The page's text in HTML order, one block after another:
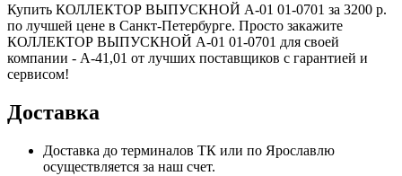
Купить КОЛЛЕКТОР ВЫПУСКНОЙ А-01 01-0701 за 3200 р.
по лучшей цене в Санкт-Петербурге. Просто закажите
КОЛЛЕКТОР ВЫПУСКНОЙ А-01 01-0701 для своей
компании - А-41,01 от лучших поставщиков с гарантией и
сервисом!
Доставка
Доставка до терминалов ТК или по Ярославлю
осуществляется за наш счет.